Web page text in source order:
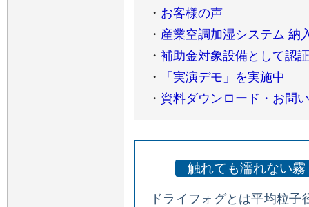
・ お客様の声
・ 産業空調加湿システム 納
・ 補助金対象設備として認
・
「実演デモ」を実施中
・ 資料ダウンロード・お問
触れても濡れない霧
ドライフォグとは平均粒